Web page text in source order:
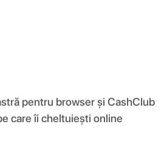
pentru browser și CashClub
care îi cheltuiești online